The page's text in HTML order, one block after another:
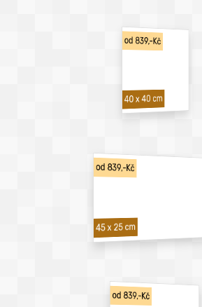
od 839,-Kč
40 x 40 cm
od 839,-Kč
45 x 25 cm
od 839,-Kč